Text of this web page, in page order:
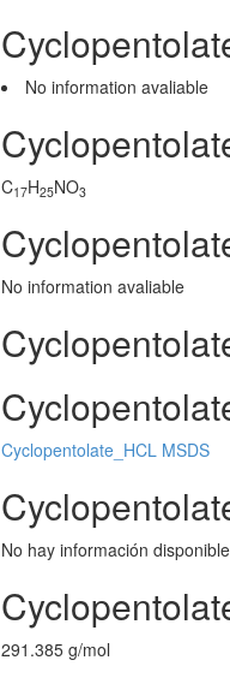
No information avaliable
C17H25NO3
No information avaliable
Cyclopentolate_HCL MSDS
No hay información disponible
291.385 g/mol